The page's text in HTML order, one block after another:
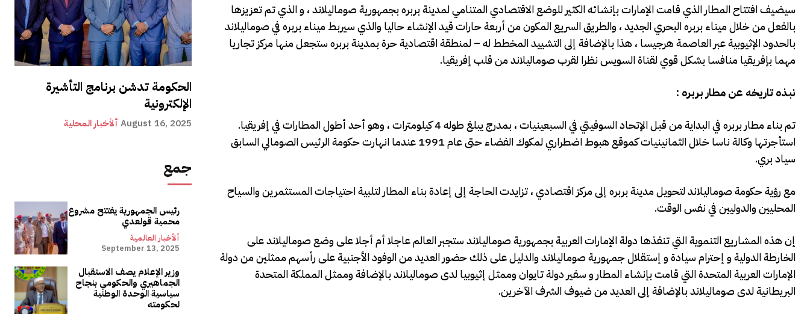
الحكومة تدشن برنامج التأشيرة
الإلكترونية
ألأخبار المحلية August 16, 2025
جمع
رئيس الجمهورية يفتتح مشروع
محمية قولعدي
ألأخبار العالمية
September 13, 2025
وزير الإعلام يصف الاستقبال
الجماهيري والحكومي بنجاح
سياسية الوحدة الوطنية
لحكومته
سيضيف افتتاح المطار الذي قامت الإمارات بإنشائه الكثير للوضع الاقتصادي المتنامي لمدينة بربره بجمهورية صوماليلاند ، و الذي تم تعزيزها
بالفعل من خلال ميناء بربره البحري الجديد ، والطريق السريع المكون من أربعة حارات قيد الإنشاء حاليا والذي سيربط ميناء بربره في صوماليلاند
بالحدود الإثيوبية عبر العاصمة هرجيسا ، هذا بالإضافة إلى التشييد المخطط له – لمنطقة اقتصادية حرة بمدينة بربره ستجعل منها مركز تجاريا
مهما بإفريقيا منافسا بشكل قوي لقناة السويس نظرا لقرب صوماليلاند من قلب إفريقيا.
نبذه تاريخه عنمطار بربره :
تم بناء مطار بربره في البداية من قبل الإتحاد السوفيتي في السبعينيات ، بمدرج يبلغ طوله 4 كيلومترات ، وهو أحد أطول المطارات في إفريقيا.
استأجرتها وكالة ناسا خلال الثمانينيات كموقع هبوط اضطراري لمكوك الفضاء حتى عام 1991 عندما انهارت حكومة الرئيس الصومالي السابق
سياد بري.
مع رؤية حكومة صوماليلاند لتحويل مدينة بربره إلى مركز اقتصادي ، تزايدت الحاجة إلى إعادة بناء المطار لتلبية احتياجات المستثمرين والسياح
المحليين والدوليين في نفس الوقت.
إن هذه المشاريع التنموية التي تنفذها دولة الإمارات العربية بجمهورية صوماليلاند ستجبر العالم عاجلا أم أجلا على وضع صوماليلاند على
الخارطة الدولية و إحترام سيادة و إستقلال جمهورية صوماليلاند والدليل على ذلك حضور العديد من الوفود الأجنبية على رأسهم ممثلين من دولة
الإمارات العربية المتحدة التي قامت بإنشاء المطار و سفير دولة تايوان وممثل إثيوبيا لدى صوماليلاند بالإضافة وممثل المملكة المتحدة
البريطانية لدى صوماليلاند بالإضافة إلى العديد من ضيوف الشرف الآخرين.